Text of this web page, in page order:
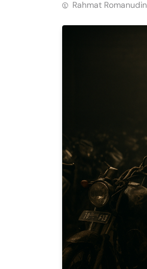
Rahmat Romanudin